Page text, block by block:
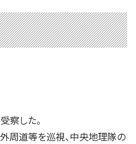
察した。
周道等を巡視、中央地理隊の